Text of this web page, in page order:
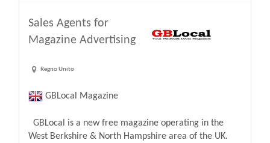
Sales Agents for
Magazine Advertising
Regno Unito
GBLocal Magazine
GBLocal is a new free magazine operating in the
West Berkshire & North Hampshire area of the UK.